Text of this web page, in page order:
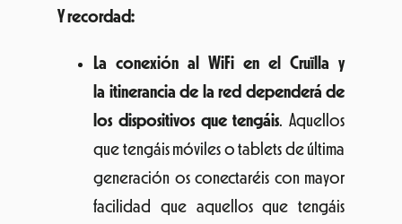
Y recordad:
La conexión al WiFi en el Cruïlla y
la itinerancia de la red dependerá de
los dispositivos que tengáis. Aquellos
que tengáis móviles o tablets de última
generación os conectaréis con mayor
facilidad que aquellos que tengáis